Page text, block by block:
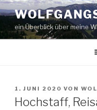
Zum
Inhalt
springenein Überblick über meine
VERÖFFENTLICHT
AM
1. JUNI 2020 VON
Hochstaff,